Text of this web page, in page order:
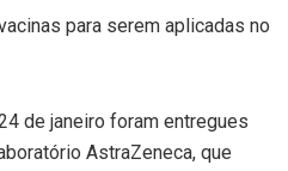
para serem aplicadas no
de janeiro foram entregues
AstraZeneca, que